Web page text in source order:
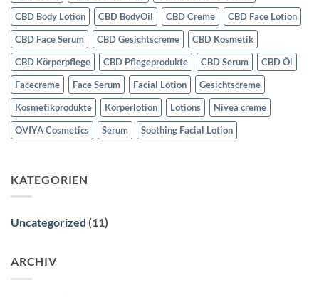
CBD Body Lotion
CBD BodyOil CBD Creme
CBD Face Lotion
CBD Face Serum
CBD Gesichtscreme
CBD Kosmetik
CBD Körperpflege
CBD Pflegeprodukte CBD Serum
CBD Öl
Facecreme
Face Serum Facial Lotion
Gesichtscreme
Kosmetikprodukte
Körperlotion Lotions
Nivea creme
OVIYA Cosmetics
Serum Soothing Facial Lotion
KATEGORIEN
Uncategorized (11)
ARCHIV